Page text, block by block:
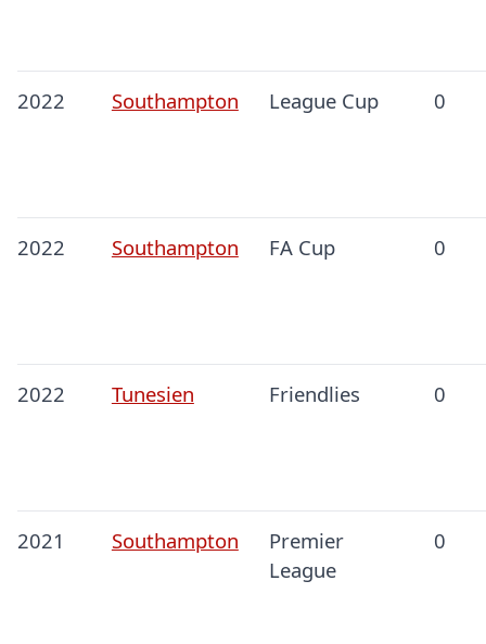
2022 Southampton League Cup 0
2022 Southampton FA Cup 0
2022 Tunesien Friendlies 0
2021 Southampton
Premier
League
0